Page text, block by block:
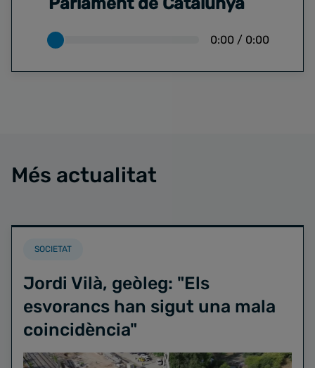
0:00 / 0:00
Més actualitat
SOCIETAT
Jordi Vilà, geòleg: "Els
esvorancs han sigut una mala
coincidència"